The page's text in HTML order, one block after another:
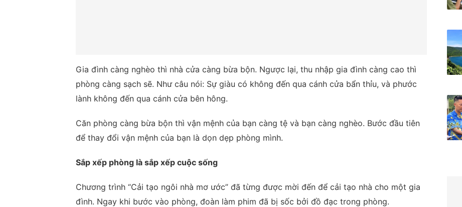
Gia đình càng nghèo thì nhà cửa càng bừa bộn. Ngược lại, thu nhập gia đình càng cao thì
phòng càng sạch sẽ. Như câu nói: Sự giàu có không đến qua cánh cửa bẩn thỉu, và phước
lành không đến qua cánh cửa bên hông.
Căn phòng càng bừa bộn thì vận mệnh của bạn càng tệ và bạn càng nghèo. Bước đầu tiên
để thay đổi vận mệnh của bạn là dọn dẹp phòng mình.
Sắp xếp phòng là sắp xếp cuộc sống
Chương trình “Cải tạo ngôi nhà mơ ước” đã từng được mời đến để cải tạo nhà cho một gia
đình. Ngay khi bước vào phòng, đoàn làm phim đã bị sốc bởi đồ đạc trong phòng.